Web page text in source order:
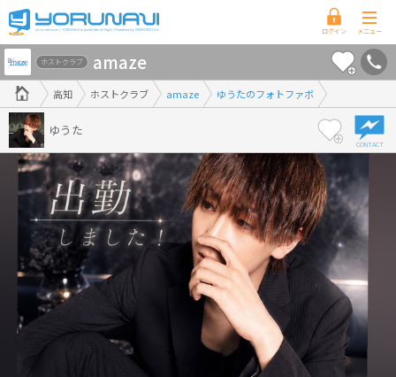
高
知
県
版
高知 ホストクラブ amaze ゆうたのフォトファボ
ホストクラブ amaze
ゆうた